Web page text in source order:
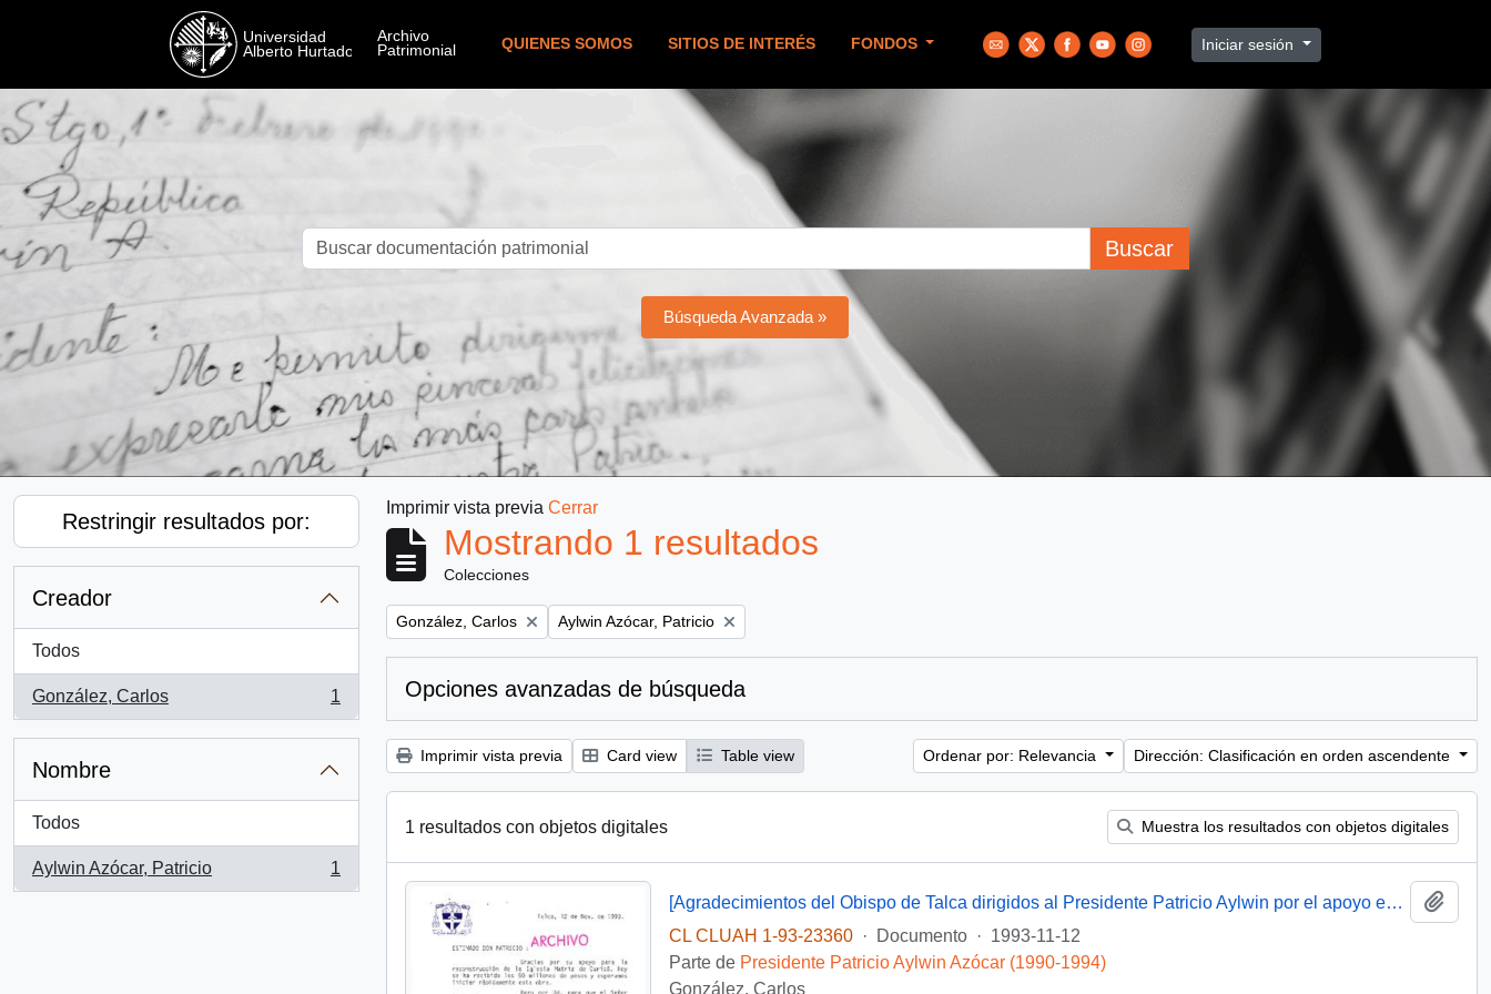
QUIENES SOMOS SITIOS DE INTERÉS FONDOS Iniciar sesión
Buscar
Búsqueda Avanzada »
Restringir resultados por:
Creador
Todos
González, Carlos
, 1 resultados
1
Nombre
Todos
Aylwin Azócar, Patricio
, 1 resultados
1
Imprimir vista previa Cerrar
Mostrando 1 resultados
Colecciones
Remove filter:
González, Carlos Remove filter:
Aylwin Azócar, Patricio
Opciones avanzadas de búsqueda
Imprimir vista previa Card view Table view Ordenar por: Relevancia Dirección: Clasificación en orden ascendente
1 resultados con objetos digitales Muestra los resultados con objetos digitales
[Agradecimientos del Obispo de Talca dirigidos al Presidente Patricio Aylwin por el apoyo en la reconstrucción de la Iglesia Matriz de Curicó]
CL CLUAH 1-93-23360
· Documento · 1993-11-12
Parte de Presidente Patricio Aylwin Azócar (1990-1994)
González, Carlos